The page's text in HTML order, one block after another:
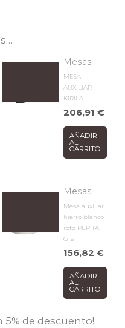
Mesas
MESA
AUXILIAR
KIRILA
206,91€
AÑADIR
AL
CARRITO
Mesas
Mesa auxiliar
hierro blanco
roto PEPITA
Grei
156,82€
AÑADIR
AL
CARRITO
5% de descuento!